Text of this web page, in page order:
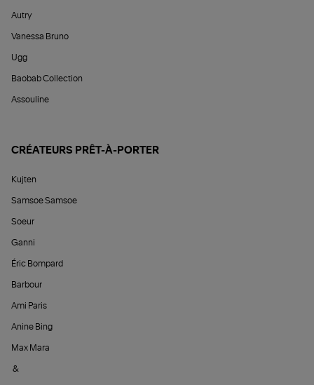
Autry
Vanessa Bruno
Ugg
Baobab Collection
Assouline
CRÉATEURS PRÊT-À-PORTER
Kujten
Samsoe Samsoe
Soeur
Ganni
Éric Bompard
Barbour
Ami Paris
Anine Bing
Max Mara
&